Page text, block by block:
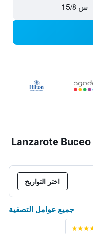
س 15/8
اختر التواريخ
جميع عوامل التصفية